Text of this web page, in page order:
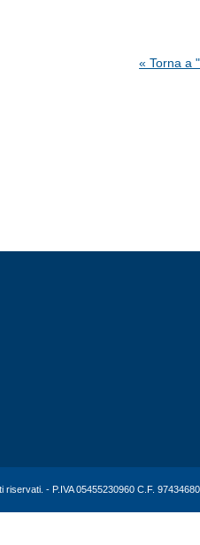
« Torna a
riservati. - P.IVA 05455230960 C.F.